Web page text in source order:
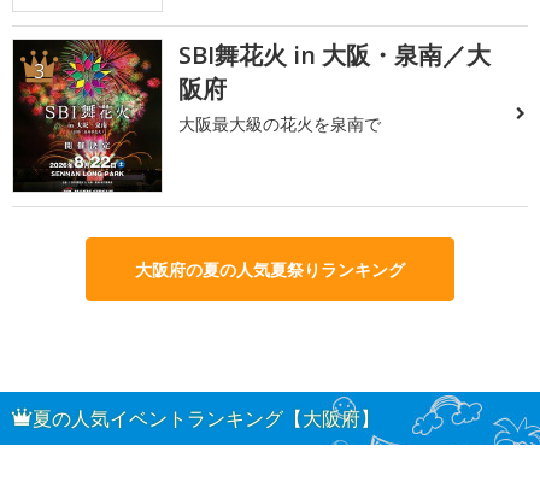
3
SBI舞花火 in 大阪・泉南／大
阪府
大阪最大級の花火を泉南で
大阪府の夏の人気夏祭りランキング
夏の人気イベントランキング【大阪府】